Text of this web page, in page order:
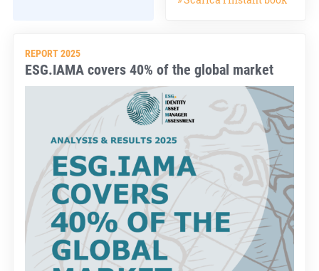
REPORT 2025
ESG.IAMA covers 40% of the global market